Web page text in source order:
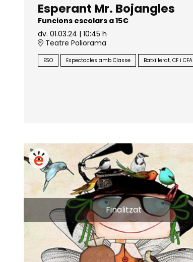
Esperant Mr. Bojangles
Funcions escolars a 15€
dv. 01.03.24 | 10:45 h
Teatre Poliorama
ESO Espectacles amb Classe Batxillerat, CF i CFA
Finalitzat